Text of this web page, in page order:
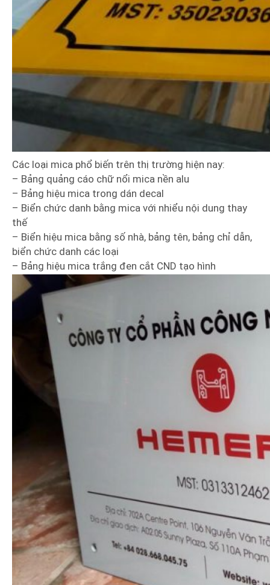
Các loại mica phổ biến trên thị trường hiện nay:
– Bảng quảng cáo chữ nổi mica nền alu
– Bảng hiệu mica trong dán decal
– Biển chức danh bằng mica với nhiểu nội dung thay
thế
– Biển hiệu mica bằng số nhà, bảng tên, bảng chỉ dẫn,
biển chức danh các loại
– Bảng hiệu mica trắng đen cắt CND tạo hình